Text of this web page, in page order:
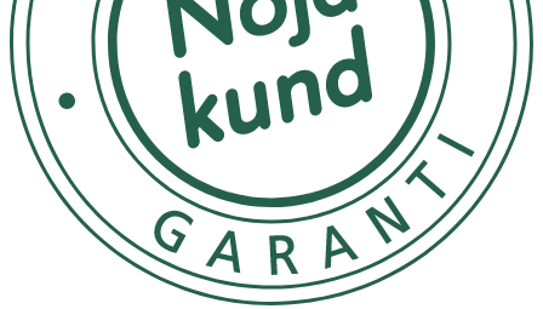
Innehåll
2 nappflaskor. Nappflaskan är gjord i Polypropylen och
nappen är i silikon.